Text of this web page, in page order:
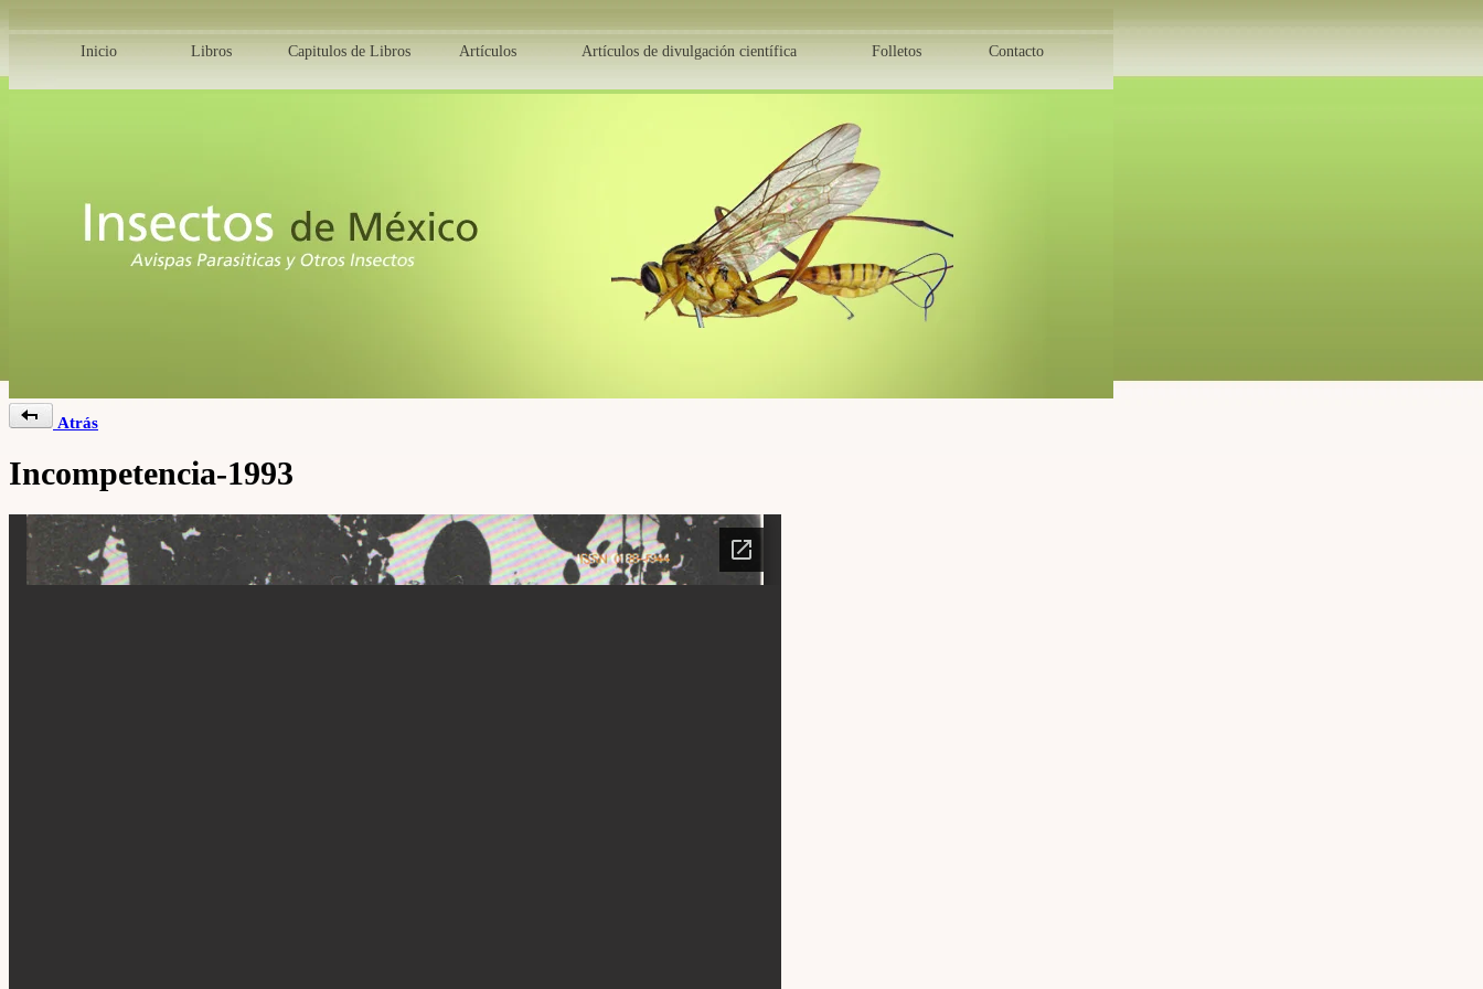
Inicio Libros Capitulos de Libros Artículos Artículos de divulgación científica Folletos Contacto
Atrás
Incompetencia-1993